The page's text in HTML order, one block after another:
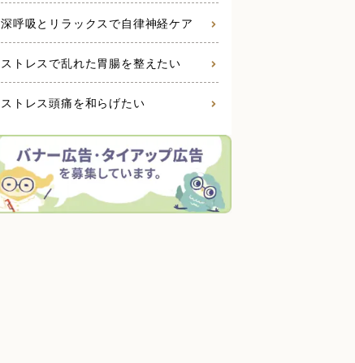
深呼吸とリラックスで自律神経ケア
ストレスで乱れた胃腸を整えたい
ストレス頭痛を和らげたい